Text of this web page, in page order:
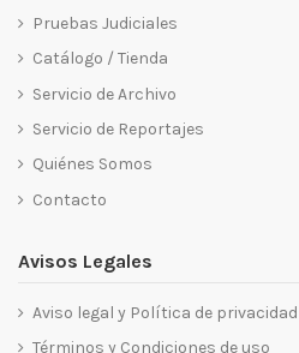
Pruebas Judiciales
Catálogo / Tienda
Servicio de Archivo
Servicio de Reportajes
Quiénes Somos
Contacto
Avisos Legales
Aviso legal y Política de privacidad
Términos y Condiciones de uso